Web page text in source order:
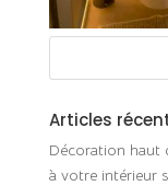
Articles
Décoration haut
à votre intérieur